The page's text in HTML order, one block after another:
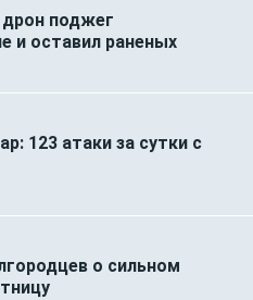
поджег
и оставил раненых
123 атаки за сутки с
о сильном